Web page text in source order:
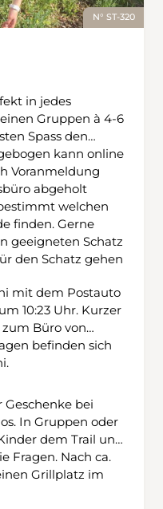
N° ST-320
in jedes
Gruppen à 4-6
Spass den
kann online
Voranmeldung
abgeholt
welchen
finden. Gerne
geeigneten Schatz
den Schatz gehen
mit dem Postauto
10:23 Uhr. Kurzer
zum Büro von
befinden sich
bei
In Gruppen oder
dem Trail und
Fragen. Nach ca.
Grillplatz im